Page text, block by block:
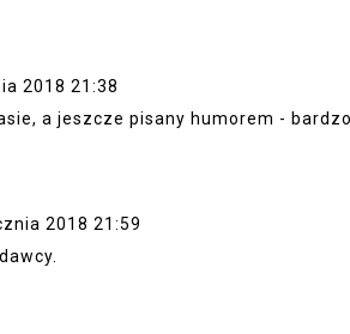
2018 21:38
a jeszcze pisany humorem -
2018 21:59